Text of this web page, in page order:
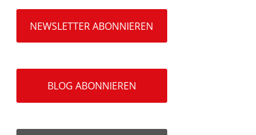
NEWSLETTER ABONNIEREN
BLOG ABONNIEREN